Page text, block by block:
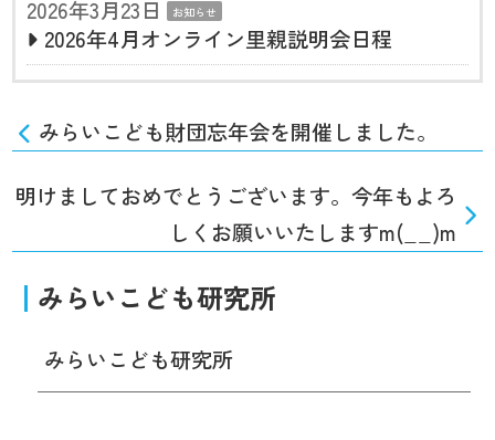
2026年3月23日
お知らせ
2026年4月オンライン里親説明会日程
みらいこども財団忘年会を開催しました。
明けましておめでとうございます。今年もよろ
しくお願いいたしますm(__)m
みらいこども研究所
みらいこども研究所